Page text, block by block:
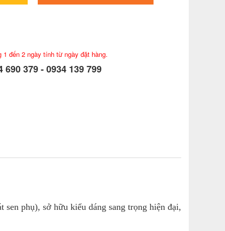
1 đến 2 ngày tính từ ngày đặt hàng.
690 379 - 0934 139 799
sen phụ), sở hữu kiểu dáng sang trọng hiện đại,